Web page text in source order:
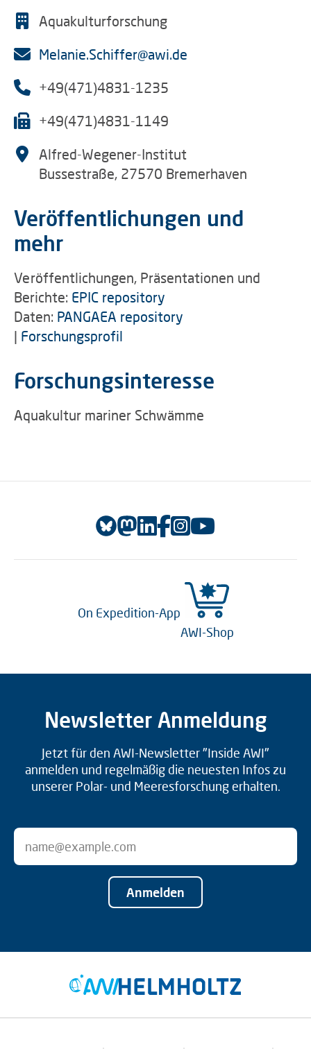
Aquakulturforschung
Melanie.Schiffer@awi.de
+49(471)4831-1235
+49(471)4831-1149
Alfred-Wegener-Institut
Bussestraße, 27570 Bremerhaven
Veröffentlichungen und
mehr
Veröffentlichungen, Präsentationen und
Berichte: EPIC repository
Daten: PANGAEA repository
| Forschungsprofil
Forschungsinteresse
Aquakultur mariner Schwämme
On Expedition-App
AWI-Shop
Newsletter Anmeldung
Jetzt für den AWI-Newsletter "Inside AWI"
anmelden und regelmäßig die neuesten Infos zu
unserer Polar- und Meeresforschung erhalten.
Anmelden